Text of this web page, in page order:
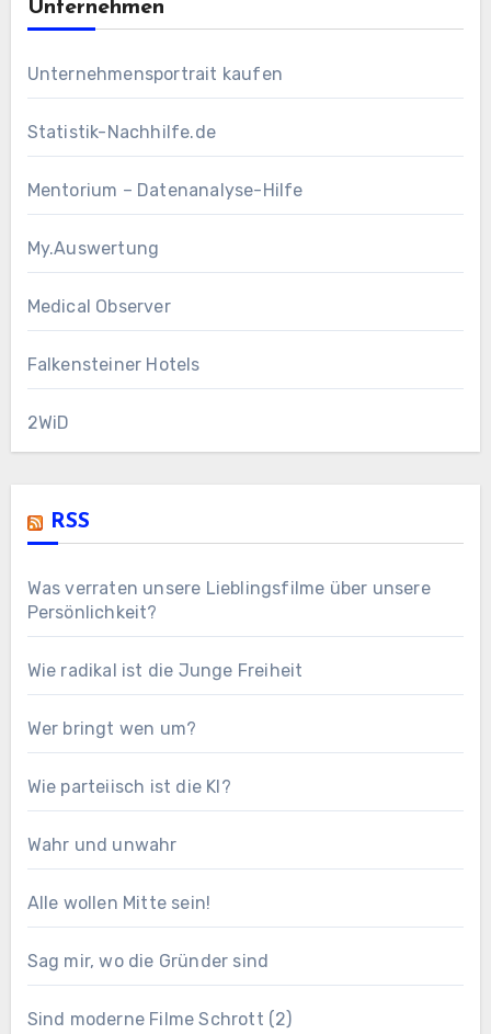
Unternehmen
Unternehmensportrait kaufen
Statistik-Nachhilfe.de
Mentorium – Datenanalyse-Hilfe
My.Auswertung
Medical Observer
Falkensteiner Hotels
2WiD
RSS
Was verraten unsere Lieblingsfilme über unsere
Persönlichkeit?
Wie radikal ist die Junge Freiheit
Wer bringt wen um?
Wie parteiisch ist die KI?
Wahr und unwahr
Alle wollen Mitte sein!
Sag mir, wo die Gründer sind
Sind moderne Filme Schrott (2)